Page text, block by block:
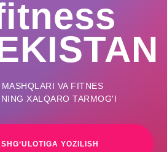
MASHQLARI VA FITNES
XALQARO TARMOG'I
YOZILISH